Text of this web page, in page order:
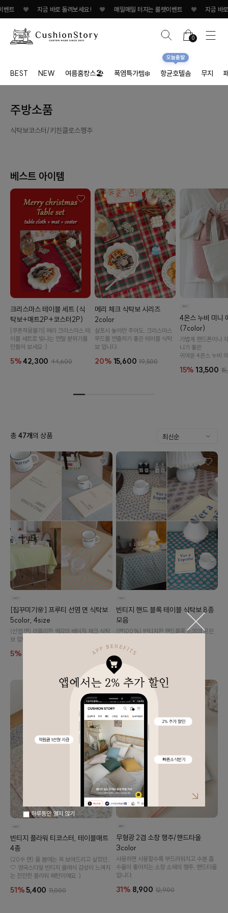
트 지금 바로 돌려보세요! 매일매일 터지는 룰렛이벤트 지금 바
0
BEST NEW 여름홈캉스🏖 폭염특가템❄️ 항균호텔솜
오늘출발
무지
주방소품
식탁보코스터/키친클로스행주
베스트 아이템
크리스마스 테이블 세트 (식
탁보+매트2P+코스터2P)
[쿠폰적용불가] 메리 크리스마스 테
이블 세트로 빛나는 연말 분위기를
만들어 보세요 :)
5%42,300 44,600
메리 체크 식탁보 시리즈
2color
살포시 놓아만 주어도, 크리스마스
무드를 연출하기 좋은 테이블 식탁
보 입니다.
20% 15,600 19,500
4온스 누비 미니
(7color)
가볍게 핸드폰이나
니기 좋은
귀여운 4온스 누비
15% 13,500
총 47개의 상품
[집꾸미기🌸] 프루티 선염 면 식탁보
5color, 4size
(선염 면) 러블리한 색감의 베이직 체크 식탁
보 입니다.
5%
빈티지 핸드 블록 테이블 식탁보 8종
모음
(면100%) 빈티지한 핸드블록 느낌의 프린
5% 16,800
빈티지 플라워 티코스터, 테이블매트
4종
(20수 면) 올 봄에는 꼭 보여드리고 싶었던..
🤍 영국스타일 빈티지 클래식 감성이 느껴지
는 잔잔한 플라워 패턴이예요 :)
51%5,400 11,000
무형광 2겹 소창 행주/핸드타올
3color
사용하면 사용할수록 부드러워지고 수분 흡
수율이 좋아지는 소창 소재의 행주, 핸드타올
입니다.
31% 8,900 12,900
하루동안 열지 않기